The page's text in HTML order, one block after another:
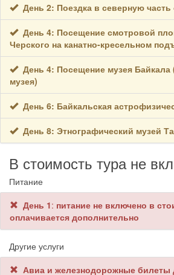
День 2: Поездка в северную
День 4: Посещение смотровой
Черского на канатно-кресельном
День 4: Посещение музея Байкала
музея)
День 6: Байкальская
День 8: Этнографический музей
В стоимость тура не
Питание
День 1: питание не включено в
оплачивается дополнительно
Другие услуги
Авиа и железнодорожные билеты